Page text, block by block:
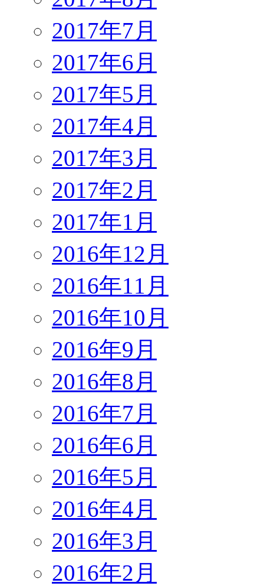
2017年7月
2017年6月
2017年5月
2017年4月
2017年3月
2017年2月
2017年1月
2016年12月
2016年11月
2016年10月
2016年9月
2016年8月
2016年7月
2016年6月
2016年5月
2016年4月
2016年3月
2016年2月